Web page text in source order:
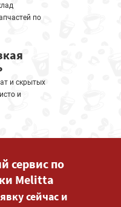
по
и скрытых
и
сервис по
Melitta
сейчас и